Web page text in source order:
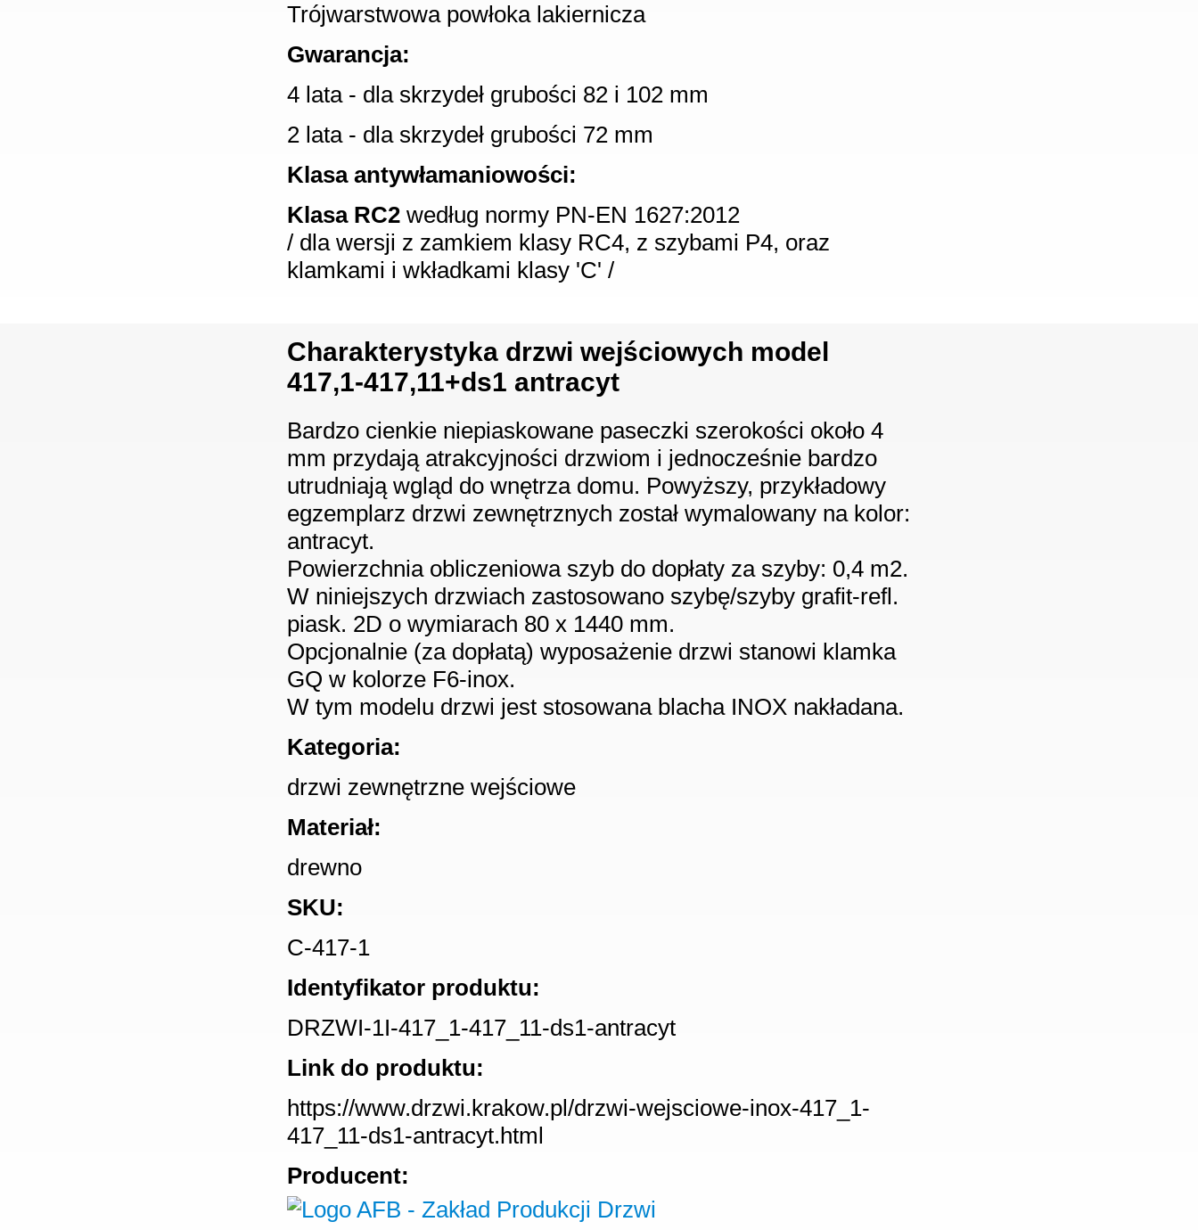
Trójwarstwowa powłoka lakiernicza
Gwarancja:
4 lata - dla skrzydeł grubości 82 i 102 mm
2 lata - dla skrzydeł grubości 72 mm
Klasa antywłamaniowości:
Klasa RC2 według normy PN-EN 1627:2012
/ dla wersji z zamkiem klasy RC4, z szybami P4, oraz
klamkami i wkładkami klasy 'C' /
Charakterystyka drzwi wejściowych model
417,1-417,11+ds1 antracyt
Bardzo cienkie niepiaskowane paseczki szerokości około 4
mm przydają atrakcyjności drzwiom i jednocześnie bardzo
utrudniają wgląd do wnętrza domu. Powyższy, przykładowy
egzemplarz drzwi zewnętrznych został wymalowany na kolor:
antracyt.
Powierzchnia obliczeniowa szyb do dopłaty za szyby: 0,4 m2.
W niniejszych drzwiach zastosowano szybę/szyby grafit-refl.
piask. 2D o wymiarach 80 x 1440 mm.
Opcjonalnie (za dopłatą) wyposażenie drzwi stanowi klamka
GQ w kolorze F6-inox.
W tym modelu drzwi jest stosowana blacha INOX nakładana.
Kategoria:
drzwi zewnętrzne wejściowe
Materiał:
drewno
SKU:
C-417-1
Identyfikator produktu:
DRZWI-1I-417_1-417_11-ds1-antracyt
Link do produktu:
https://www.drzwi.krakow.pl/drzwi-wejsciowe-inox-417_1-
417_11-ds1-antracyt.html
Producent: